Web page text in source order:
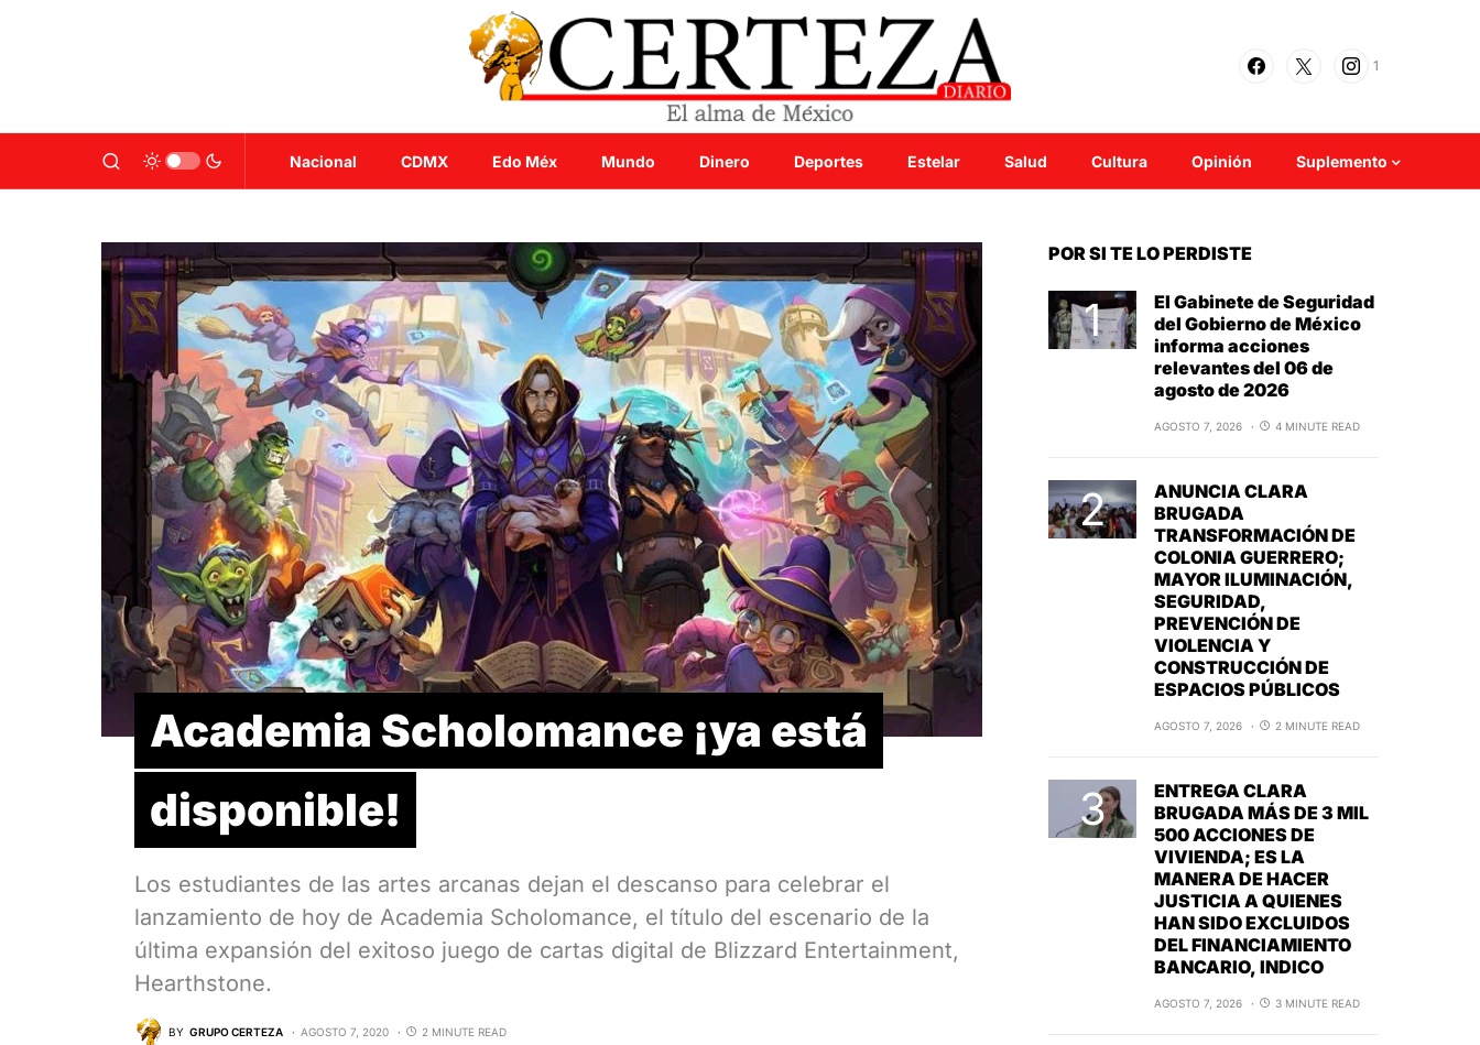
1
Nacional CDMX Edo Méx Mundo Dinero Deportes Estelar Salud Cultura Opinión Suplemento
Academia Scholomance ¡ya está
disponible!
Los estudiantes de las artes arcanas dejan el descanso para celebrar el
lanzamiento de hoy de Academia Scholomance, el título del escenario de la
última expansión del exitoso juego de cartas digital de Blizzard Entertainment,
Hearthstone.
BY GRUPO CERTEZA AGOSTO 7, 2020 2 MINUTE READ
POR SI TE LO PERDISTE
El Gabinete de Seguridad
del Gobierno de México
informa acciones
relevantes del 06 de
agosto de 2026
AGOSTO 7, 2026 4 MINUTE READ
ANUNCIA CLARA
BRUGADA
TRANSFORMACIÓN DE
COLONIA GUERRERO;
MAYOR ILUMINACIÓN,
SEGURIDAD,
PREVENCIÓN DE
VIOLENCIA Y
CONSTRUCCIÓN DE
ESPACIOS PÚBLICOS
AGOSTO 7, 2026 2 MINUTE READ
ENTREGA CLARA
BRUGADA MÁS DE 3 MIL
500 ACCIONES DE
VIVIENDA; ES LA
MANERA DE HACER
JUSTICIA A QUIENES
HAN SIDO EXCLUIDOS
DEL FINANCIAMIENTO
BANCARIO, INDICO
AGOSTO 7, 2026 3 MINUTE READ